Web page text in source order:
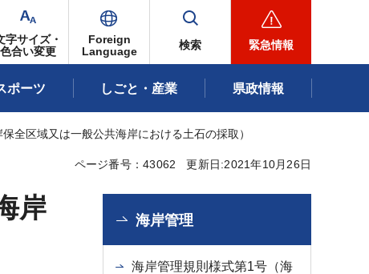
字サイズ・
色合い変更
Foreign
Language
検索 緊急情報
ポーツ しごと・産業 県政情報
全区域又は一般公共海岸における土石の採取）
ページ番号：43062 更新日:2021年10月26日
岸
海岸管理
海岸管理規則様式第1号（海